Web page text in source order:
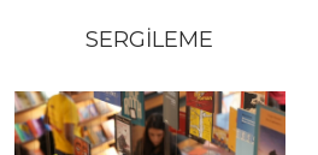
SERGİLEME